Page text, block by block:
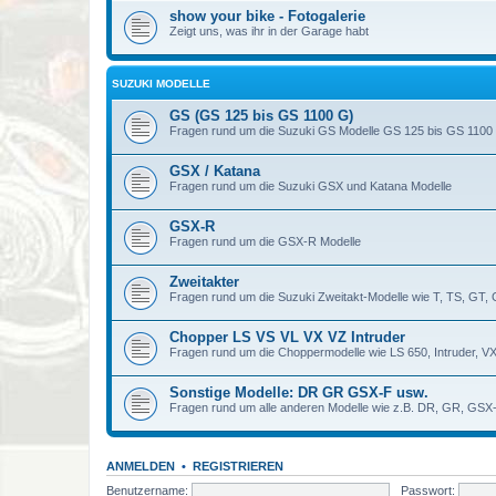
show your bike - Fotogalerie
Zeigt uns, was ihr in der Garage habt
SUZUKI MODELLE
GS (GS 125 bis GS 1100 G)
Fragen rund um die Suzuki GS Modelle GS 125 bis GS 1100
GSX / Katana
Fragen rund um die Suzuki GSX und Katana Modelle
GSX-R
Fragen rund um die GSX-R Modelle
Zweitakter
Fragen rund um die Suzuki Zweitakt-Modelle wie T, TS, GT,
Chopper LS VS VL VX VZ Intruder
Fragen rund um die Choppermodelle wie LS 650, Intruder,
Sonstige Modelle: DR GR GSX-F usw.
Fragen rund um alle anderen Modelle wie z.B. DR, GR,
ANMELDEN • REGISTRIEREN
Benutzername:
Passwort: